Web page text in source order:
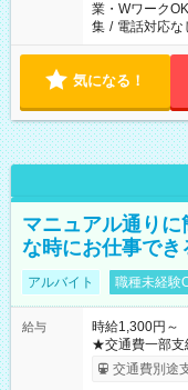
業・WワークOK
集 / 電話対応な
気になる！
マニュアル通り
な時にお仕事で
アルバイト 職種未経験
給与
時給1,300円～
★交通費一部支給 時給1,300円～ ※試験・役割により
※勤務回数に
り！】 希望さ
交通費別途